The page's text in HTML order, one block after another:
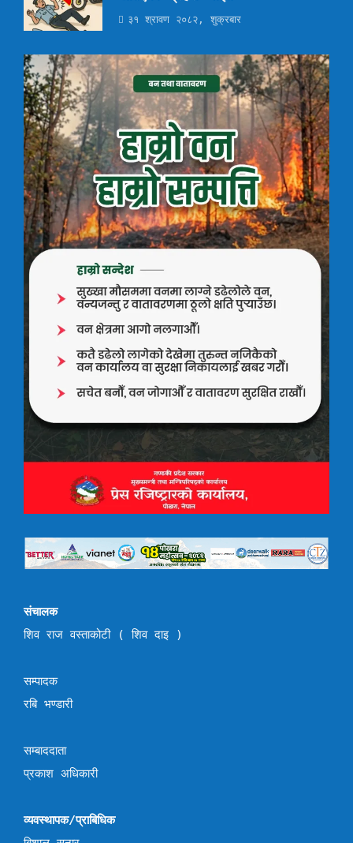
३१ श्रावण २०८२, शुक्रबार
संचालक
शिव राज वस्ताकोटी ( शिव दाइ )
सम्पादक
रबि भण्डारी
सम्बाददाता
प्रकाश अधिकारी
व्यवस्थापक/प्राबिधिक